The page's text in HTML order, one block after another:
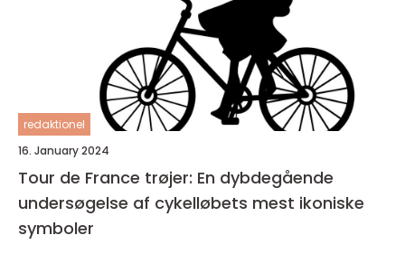
redaktionel
16. January 2024
Tour de France trøjer: En dybdegående
undersøgelse af cykelløbets mest ikoniske
symboler